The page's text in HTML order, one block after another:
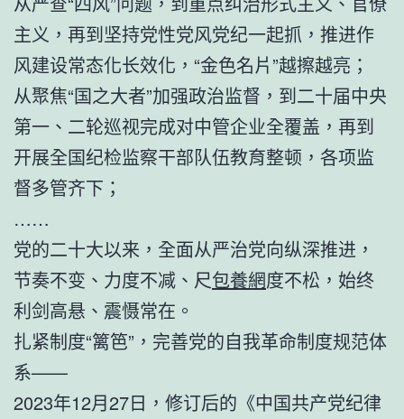
主义，再到坚持党性党风党纪一起抓，推进作
风建设常态化长效化，“金色名片”越擦越亮；
从聚焦“国之大者”加强政治监督，到二十届中央
第一、二轮巡视完成对中管企业全覆盖，再到
开展全国纪检监察干部队伍教育整顿，各项监
督多管齐下；
……
党的二十大以来，全面从严治党向纵深推进，
节奏不变、力度不减、尺包養網度不松，始终
利剑高悬、震慑常在。
扎紧制度“篱笆”，完善党的自我革命制度规范体
系——
2023年12月27日，修订后的《中国共产党纪律